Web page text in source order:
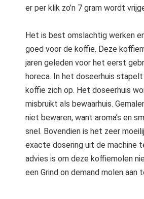
er per klik zo’n 7 gram wordt
Het is best omslachtig werken
goed voor de koffie. Deze
jaren geleden voor het eerst
horeca. In het doseerhuis
koffie zich op. Het doseerhuis
misbruikt als bewaarhuis.
niet bewaren, want aroma’s en
snel. Bovendien is het zeer
exacte dosering uit de machine
advies is om deze koffiemolen
een Grind on demand molen aan